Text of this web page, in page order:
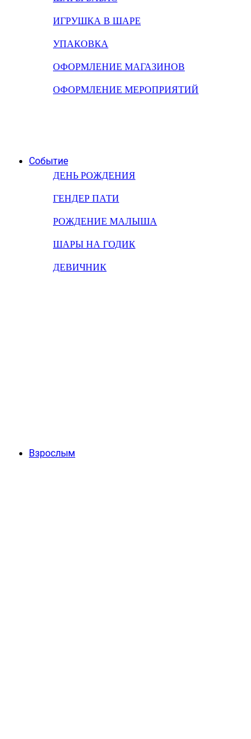
ИГРУШКА В ШАРЕ
УПАКОВКА
ОФОРМЛЕНИЕ МАГАЗИНОВ
ОФОРМЛЕНИЕ МЕРОПРИЯТИЙ
Событие
ДЕНЬ РОЖДЕНИЯ
ГЕНДЕР ПАТИ
РОЖДЕНИЕ МАЛЫША
ШАРЫ НА ГОДИК
ДЕВИЧНИК
Взрослым